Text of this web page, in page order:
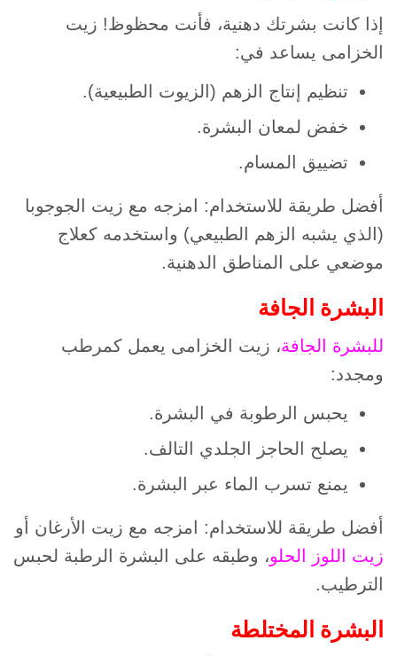
إذا كانت بشرتك دهنية، فأنت محظوظ! زيت
الخزامى يساعد في:
تنظيم إنتاج الزهم (الزيوت الطبيعية).
خفض لمعان البشرة.
تضييق المسام.
أفضل طريقة للاستخدام: امزجه مع زيت الجوجوبا
(الذي يشبه الزهم الطبيعي) واستخدمه كعلاج
موضعي على المناطق الدهنية.
البشرة الجافة
للبشرة الجافة، زيت الخزامى يعمل كمرطب
ومجدد:
يحبس الرطوبة في البشرة.
يصلح الحاجز الجلدي التالف.
يمنع تسرب الماء عبر البشرة.
أفضل طريقة للاستخدام: امزجه مع زيت الأرغان أو
زيت اللوز الحلو، وطبقه على البشرة الرطبة لحبس
الترطيب.
البشرة المختلطة